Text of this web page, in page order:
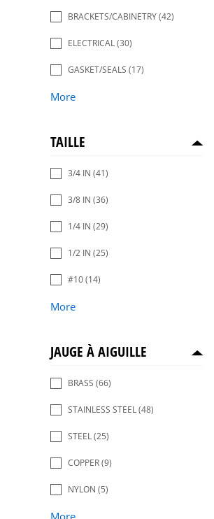
BRACKETS/CABINETRY(42)
ELECTRICAL(30)
GASKET/SEALS (17)
More
TAILLE
3/4 IN (41)
3/8 IN (36)
1/4 IN (29)
1/2 IN (25)
#10(14)
More
JAUGE À AIGUILLE
BRASS (66)
STAINLESS STEEL(48)
STEEL(25)
COPPER(9)
NYLON (5)
More